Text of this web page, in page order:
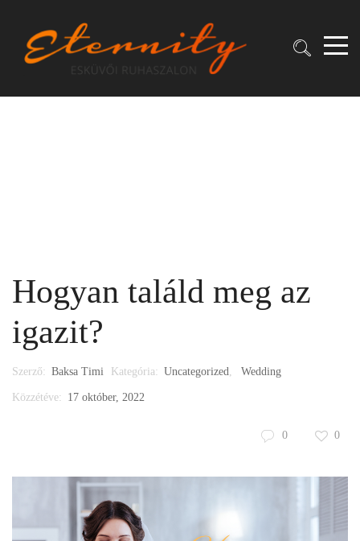
Hogyan találd meg az
igazit?
Szerző: Baksa Timi Kategória: Uncategorized, Wedding
Közzétéve: 17 október, 2022
0 0